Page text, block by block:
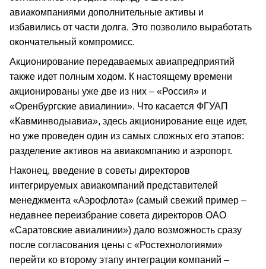
авиакомпаниями дополнительные активы и
избавились от части долга. Это позволило выработать
окончательный компромисс.
Акционирование передаваемых авиапредприятий
также идет полным ходом. К настоящему времени
акционированы уже две из них – «Россия» и
«Оренбургские авиалинии». Что касается ФГУАП
«Кавминводыавиа», здесь акционирование еще идет,
но уже проведен один из самых сложных его этапов:
разделение активов на авиакомпанию и аэропорт.
Наконец, введение в советы директоров
интегрируемых авиакомпаний представителей
менеджмента «Аэрофлота» (самый свежий пример –
недавнее переизбрание совета директоров ОАО
«Саратовские авиалинии») дало возможность сразу
после согласования цены с «Ростехнологиями»
перейти ко второму этапу интеграции компаний –